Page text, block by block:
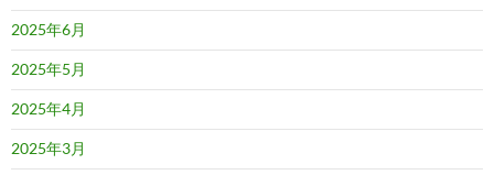
2025年6月
2025年5月
2025年4月
2025年3月